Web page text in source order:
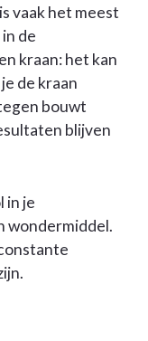
vaak het meest
de
kraan: het kan
de kraan
bouwt
blijven
in je
wondermiddel.